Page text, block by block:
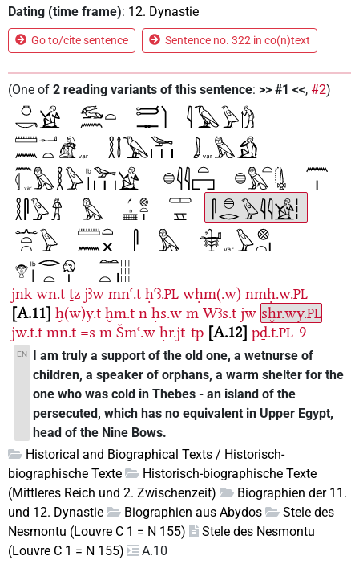
Dating (time frame): 12. Dynastie
Go to/cite sentence Sentence no. 322 in co(n)text
(One of 2 reading variants of this sentence: >> #1 <<, #2)
jnk wn.t ṯz jꜣw mnꜥ.t ḥꜥꜣ.PL wḥm(.w) nmḥ.w.PL
A.11 ḫ(w)y.t ḫm.t n ḥs.w m Wꜣs.t jw sḫr.wy.PL
jw.t.t mn.t =s m Šmꜥ.w ḥr.jt-tp A.12 pḏ.t.PL-9
EN
I am truly a support of the old one, a wetnurse of
children, a speaker of orphans, a warm shelter for the
one who was cold in Thebes - an island of the
persecuted, which has no equivalent in Upper Egypt,
head of the Nine Bows.
Historical and Biographical Texts / Historisch-
biographische Texte
Historisch-biographische Texte
(Mittleres Reich und 2. Zwischenzeit)
Biographien der 11.
und 12. Dynastie
Biographien aus Abydos
Stele des
Nesmontu (Louvre C 1 = N 155)
Stele des Nesmontu
(Louvre C 1 = N 155)
A.10